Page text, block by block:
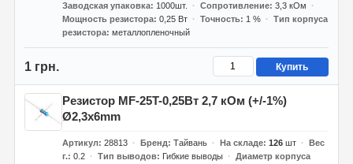
Заводская упаковка
1000шт. Сопротивление 3,3 кОм
Мощность резистора 0,25 Вт Точность 1 %
Тип корпуса
резистора металлопленочный
1 грн. Купить
Резистор MF-25T-0,25Вт 2,7 кОм (+/-1%)
Ø2,3x6mm
Артикул 28813 Бренд Тайвань На складе 126шт
Вес
г. 0.2 Тип выводов Гибкие выводы
Диаметр корпуса